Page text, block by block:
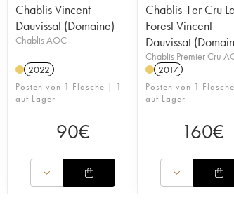
Chablis Vincent
Dauvissat (Domaine)
Chablis AOC
2022
Posten von 1 Flasche | 1
auf Lager
90€
Chablis 1er Cru
Forest Vincent
Dauvissat
Chablis Premier Cru
2017
Posten von 1
auf Lager
160€